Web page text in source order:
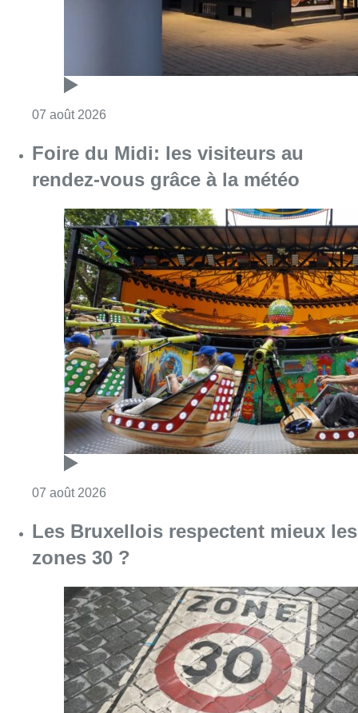
07 août 2026 Consulter l'article "Foire du Midi: les
Les Bruxellois respectent mieux les
zones 30 ?
07 août 2026Consulter l'article "Les Bruxellois
Deux mineurs interpellés après un